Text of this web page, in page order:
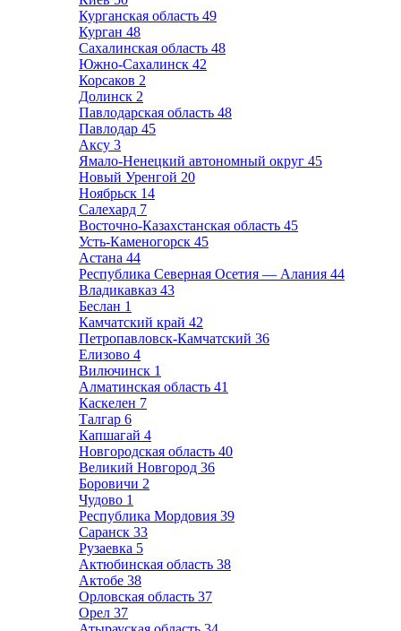
Курганская область 49
Курган 48
Сахалинская область 48
Южно-Сахалинск 42
Корсаков 2
Долинск 2
Павлодарская область 48
Павлодар 45
Аксу 3
Ямало-Ненецкий автономный округ 45
Новый Уренгой 20
Ноябрьск 14
Салехард 7
Восточно-Казахстанская область 45
Усть-Каменогорск 45
Астана 44
Республика Северная Осетия — Алания 44
Владикавказ 43
Беслан 1
Камчатский край 42
Петропавловск-Камчатский 36
Елизово 4
Вилючинск 1
Алматинская область 41
Каскелен 7
Талгар 6
Капшагай 4
Новгородская область 40
Великий Новгород 36
Боровичи 2
Чудово 1
Республика Мордовия 39
Саранск 33
Рузаевка 5
Актюбинская область 38
Актобе 38
Орловская область 37
Орел 37